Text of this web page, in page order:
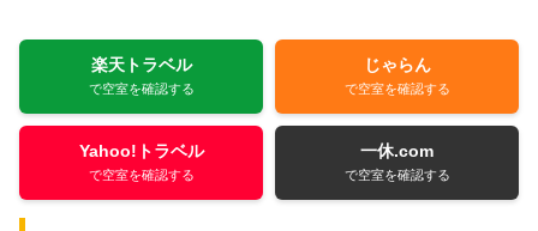
楽天トラベル
で空室を確認する
じゃらん
で空室を確認する
Yahoo!トラベル
で空室を確認する
一休.com
で空室を確認する